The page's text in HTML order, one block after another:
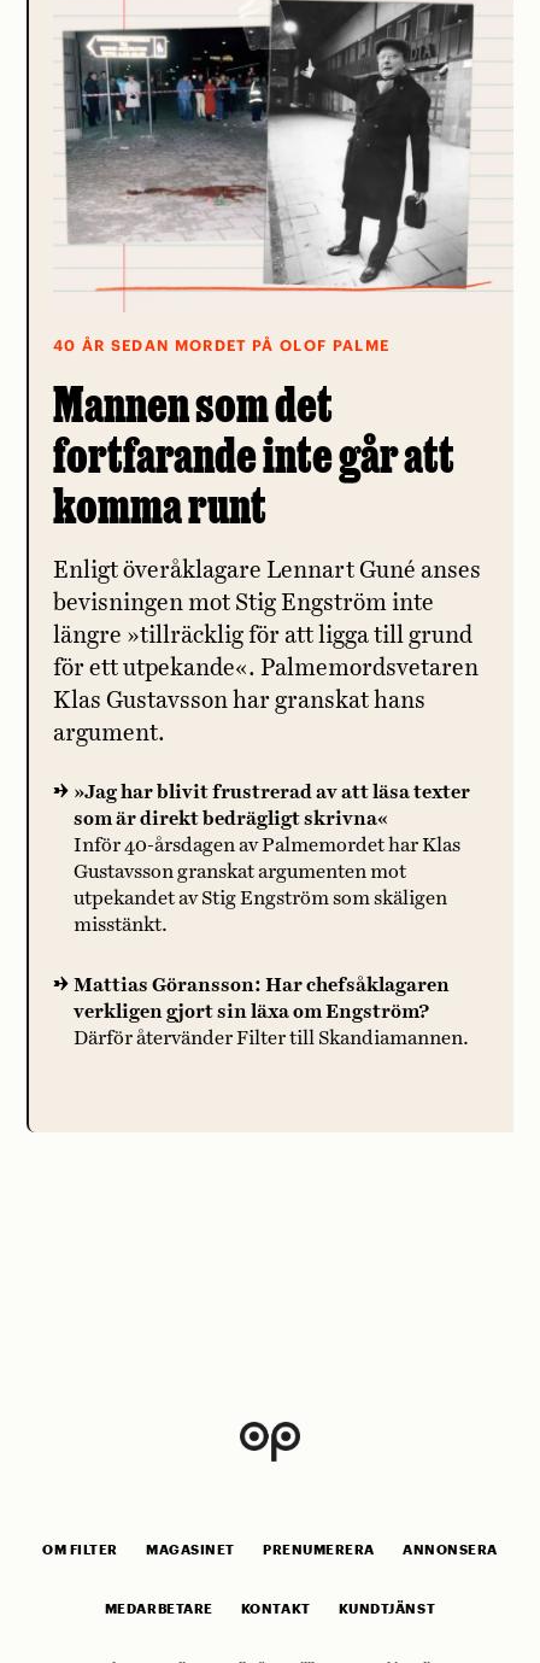
40 ÅR SEDAN MORDET PÅ OLOF PALME
Mannen som det
fortfarande inte går att
komma runt
Enligt överåklagare Lennart Guné anses
bevisningen mot Stig Engström inte
längre »tillräcklig för att ligga till grund
för ett utpekande«. Palmemordsvetaren
Klas Gustavsson har granskat hans
argument.
»Jag har blivit frustrerad av att läsa texter
som är direkt bedrägligt skrivna«
Inför 40-årsdagen av Palmemordet har Klas
Gustavsson granskat argumenten mot
utpekandet av Stig Engström som skäligen
misstänkt.
Mattias Göransson: Har chefsåklagaren
verkligen gjort sin läxa om Engström?
Därför återvänder Filter till Skandiamannen.
OM FILTER MAGASINET PRENUMERERA ANNONSERA
MEDARBETARE KONTAKT KUNDTJÄNST